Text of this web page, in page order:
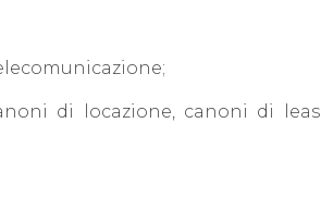
di locazione, canoni di